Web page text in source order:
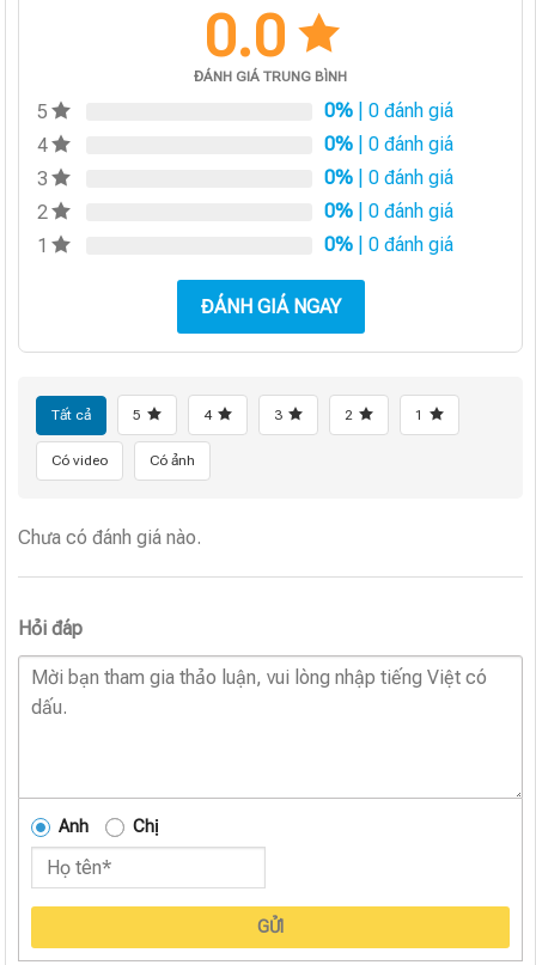
0.0
ĐÁNH GIÁ TRUNG BÌNH
5 0% | 0 đánh giá
4
0% | 0 đánh giá
3
0% | 0 đánh giá
2
0% | 0 đánh giá
1
0% | 0 đánh giá
ĐÁNH GIÁ NGAY
Tất cả 5 4 3 2 1
Có video Có ảnh
Chưa có đánh giá nào.
Hỏi đáp
Anh Chị
GỬI